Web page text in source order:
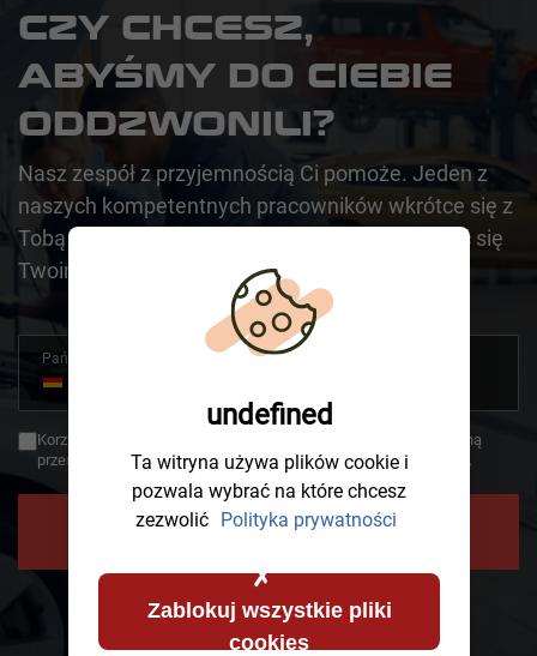
CZY CHCESZ,
ABYŚMY DO CIEBIE
ODDZWONILI?
Nasz zespół z przyjemnością Ci pomoże. Jeden z
naszych kompetentnych pracowników wkrótce się z
Tobą skontaktuje, aby szybko i skutecznie zająć się
Twoim zgłoszeniem.
Państwo
Germany
+49
Korzystając z oddzwonienia, zgadzasz się, że Twoje dane zostaną
przesłane do AWHelp i że zapoznałeś się z polityką prywatności.
POPROŚ O ODDZWONIENIE
undefined
Ta witryna używa plików cookie i
pozwala wybrać na które chcesz
zezwolić Polityka prywatności
Zablokuj wszystkie pliki
cookies